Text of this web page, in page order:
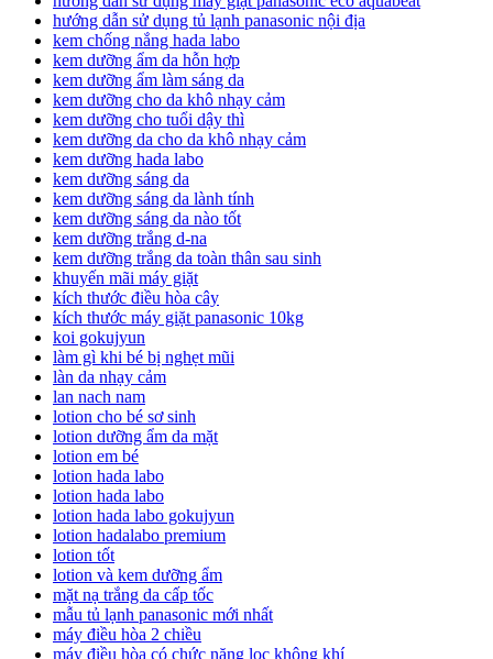
hướng dẫn sử dụng tủ lạnh panasonic nội địa
kem chống nắng hada labo
kem dưỡng ẩm da hỗn hợp
kem dưỡng ẩm làm sáng da
kem dưỡng cho da khô nhạy cảm
kem dưỡng cho tuổi dậy thì
kem dưỡng da cho da khô nhạy cảm
kem dưỡng hada labo
kem dưỡng sáng da
kem dưỡng sáng da lành tính
kem dưỡng sáng da nào tốt
kem dưỡng trắng d-na
kem dưỡng trắng da toàn thân sau sinh
khuyến mãi máy giặt
kích thước điều hòa cây
kích thước máy giặt panasonic 10kg
koi gokujyun
làm gì khi bé bị nghẹt mũi
làn da nhạy cảm
lan nach nam
lotion cho bé sơ sinh
lotion dưỡng ẩm da mặt
lotion em bé
lotion hada labo
lotion hada labo
lotion hada labo gokujyun
lotion hadalabo premium
lotion tốt
lotion và kem dưỡng ẩm
mặt nạ trắng da cấp tốc
mẫu tủ lạnh panasonic mới nhất
máy điều hòa 2 chiều
máy điều hòa có chức năng lọc không khí